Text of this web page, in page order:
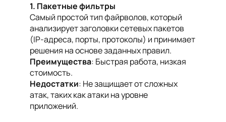
1. Пакетные фильтры
Самый простой тип файрволов, который
анализирует заголовки сетевых пакетов
(IP-адреса, порты, протоколы) и принимает
решения на основе заданных правил.
Преимущества: Быстрая работа, низкая
стоимость.
Недостатки: Не защищает от сложных
атак, таких как атаки на уровне
приложений.